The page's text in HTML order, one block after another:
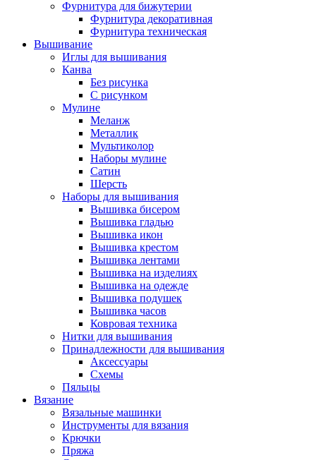
Фурнитура для бижутерии
Фурнитура декоративная
Фурнитура техническая
Вышивание
Иглы для вышивания
Канва
Без рисунка
С рисунком
Мулине
Меланж
Металлик
Мультиколор
Наборы мулине
Сатин
Шерсть
Наборы для вышивания
Вышивка бисером
Вышивка гладью
Вышивка икон
Вышивка крестом
Вышивка лентами
Вышивка на изделиях
Вышивка на одежде
Вышивка подушек
Вышивка часов
Ковровая техника
Нитки для вышивания
Принадлежности для вышивания
Аксессуары
Схемы
Пяльцы
Вязание
Вязальные машинки
Инструменты для вязания
Крючки
Пряжа